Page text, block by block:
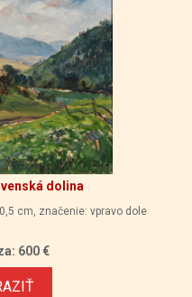
dolina
cm, značenie: vpravo dole
600 €